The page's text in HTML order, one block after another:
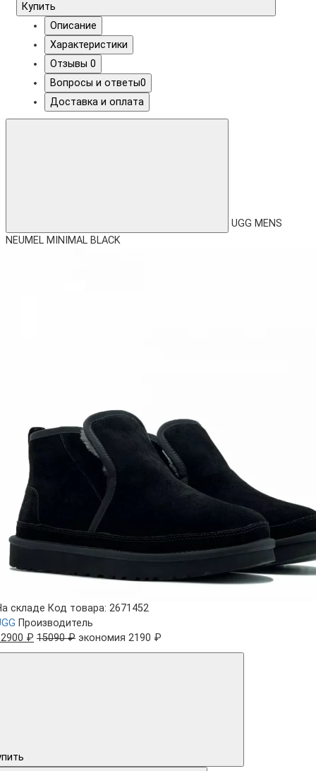
Купить
Описание
Характеристики
Отзывы 0
Вопросы и ответы0
Доставка и оплата
UGG MENS
NEUMEL MINIMAL BLACK
складе Код товара: 2671452
Производитель
₽ 15090 ₽ экономия 2190 ₽